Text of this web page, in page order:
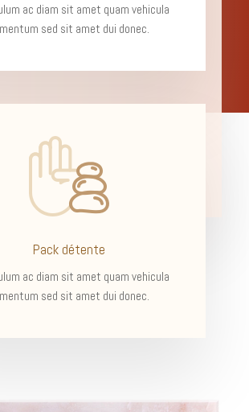
ac diam sit amet quam vehicula
sed sit amet dui donec.
Pack détente
ac diam sit amet quam vehicula
sed sit amet dui donec.